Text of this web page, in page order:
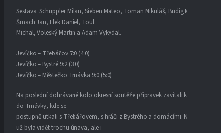
Sestava: Schuppler Milan, Sieben Mateo, Toman Mikuláš, Budig Marek,
Šmach Jan, Flek Daniel, Toul
Michal, Voleský Martin a Adam Vykydal.
Jevíčko – Třebářov 7:0 (4:0)
Jevíčko – Bystré 9:2 (3:0)
Jevíčko – Městečko Trnávka 9:0 (5:0)
Na poslední dohrávané kolo okresní soutěže přípravek zavítali kluci
do Trnávky, kde se
postupně utkali s Třebářovem, s hráči z Bystrého a domácími. Na hře
už byla vidět trochu únava, ale i